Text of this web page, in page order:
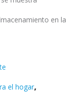
en la
el hogar,